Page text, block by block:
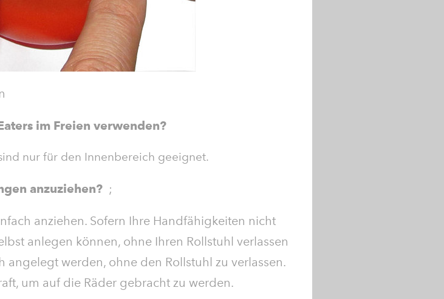
im Freien verwenden?
nur für den Innenbereich geeignet.
anzuziehen? ;
anziehen. Sofern Ihre Handfähigkeiten nicht
anlegen können, ohne Ihren Rollstuhl verlassen
angelegt werden, ohne den Rollstuhl zu verlassen.
um auf die Räder gebracht zu werden.